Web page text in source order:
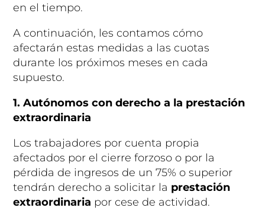
en el tiempo.
A continuación, les contamos cómo
afectarán estas medidas a las cuotas
durante los próximos meses en cada
supuesto.
1.Autónomos con derecho a la prestación
extraordinaria
Los trabajadores por cuenta propia
afectados por el cierre forzoso o por la
pérdida de ingresos de un 75% o superior
tendrán derecho a solicitar la prestación
extraordinaria por cese de actividad.